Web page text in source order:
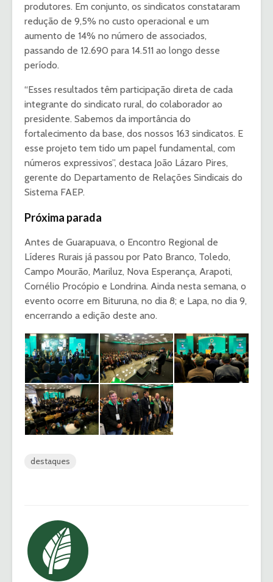
produtores. Em conjunto, os sindicatos constataram
redução de 9,5% no custo operacional e um
aumento de 14% no número de associados,
passando de 12.690 para 14.511 ao longo desse
período.
“Esses resultados têm participação direta de cada
integrante do sindicato rural, do colaborador ao
presidente. Sabemos da importância do
fortalecimento da base, dos nossos 163 sindicatos. E
esse projeto tem tido um papel fundamental, com
números expressivos”, destaca João Lázaro Pires,
gerente do Departamento de Relações Sindicais do
Sistema FAEP.
Próxima parada
Antes de Guarapuava, o Encontro Regional de
Líderes Rurais já passou por Pato Branco, Toledo,
Campo Mourão, Mariluz, Nova Esperança, Arapoti,
Cornélio Procópio e Londrina. Ainda nesta semana, o
evento ocorre em Bituruna, no dia 8; e Lapa, no dia 9,
encerrando a edição deste ano.
destaques